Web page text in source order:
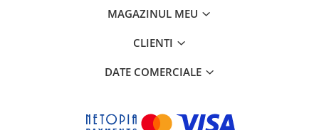
PC, Periferice & Software
Imprimante, Scanere &
MAGAZINUL MEU
CLIENTI
DATE COMERCIALE